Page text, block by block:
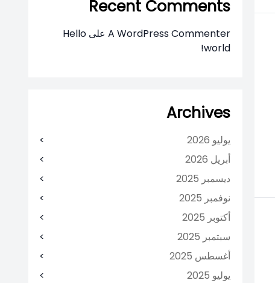
Recent Comments
A WordPress Commenter على Hello
world!
Archives
يوليو 2026
أبريل 2026
ديسمبر 2025
نوفمبر 2025
أكتوبر 2025
سبتمبر 2025
أغسطس 2025
يوليو 2025